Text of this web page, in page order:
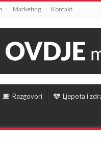
Marketing Kontakt
Razgovori Ljepota i